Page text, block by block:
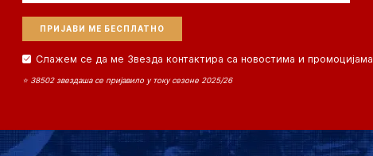
Слажем се да ме Звезда контактира са новостима и промоцијама
⭐ 38502 звездаша се пријавило у току сезоне 2025/26